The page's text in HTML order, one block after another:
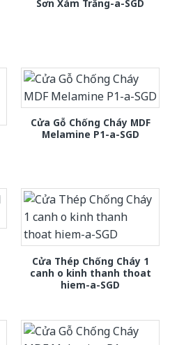
Sơn Xám Trắng-a-SGD
Cửa Gỗ Chống Cháy MDF
Melamine P1-a-SGD
Cửa Thép Chống Cháy 1
canh o kinh thanh thoat
hiem-a-SGD